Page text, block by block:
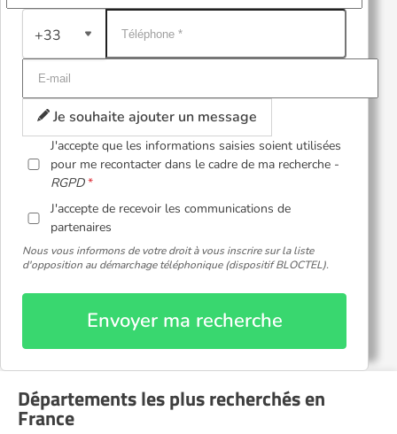
+33
Je souhaite ajouter un message
J'accepte que les informations saisies soient utilisées
pour me recontacter dans le cadre de ma recherche -
RGPD
J'accepte de recevoir les communications de
partenaires
Nous vous informons de votre droit à vous inscrire sur la liste
d'opposition au démarchage téléphonique (dispositif BLOCTEL).
Envoyer ma recherche
Départements les plus recherchés en
France